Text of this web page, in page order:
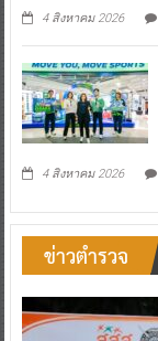
4 สิงหาคม 2026
4 สิงหาคม 2026
ข่าวตำรวจ